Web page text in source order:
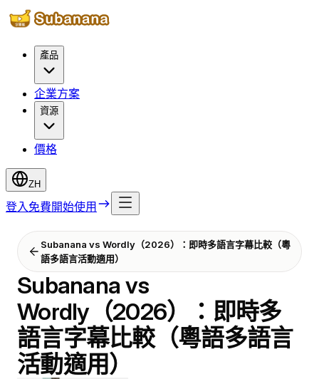
產品
企業方案
資源
價格
ZH
登入 免費開始使用
Subanana vs Wordly（2026）：即時多語言字幕比較（粵
語多語言活動適用）
Subanana vs
Wordly（2026）：即時多
語言字幕比較（粵語多語言
活動適用）